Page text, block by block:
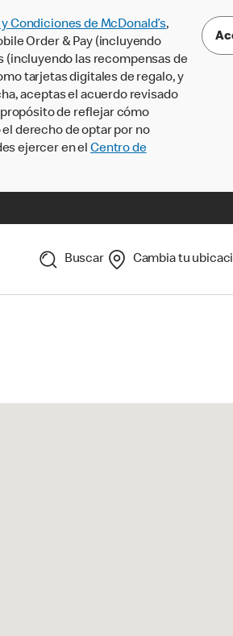
y Condiciones de McDonald’s,
Order & Pay (incluyendo
(incluyendo las recompensas de
tarjetas digitales de regalo, y
aceptas el acuerdo revisado
de reflejar cómo
derecho de optar por no
ejercer en el Centro de
Buscar Cambia tu